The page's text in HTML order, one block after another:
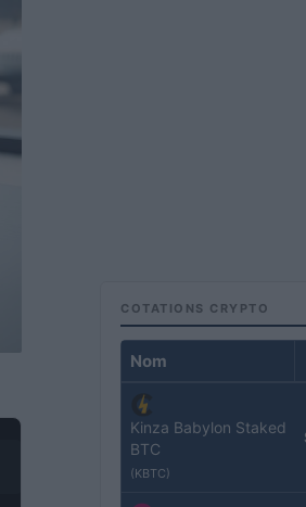
COTATIONS CRYPTO
Nom
Kinza Babylon Staked
BTC
(KBTC)